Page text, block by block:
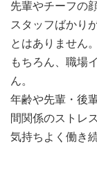
先輩やチーフの
スタッフばかり
とはありません。
もちろん、職場
ん。
年齢や先輩・後
間関係のストレ
気持ちよく働き